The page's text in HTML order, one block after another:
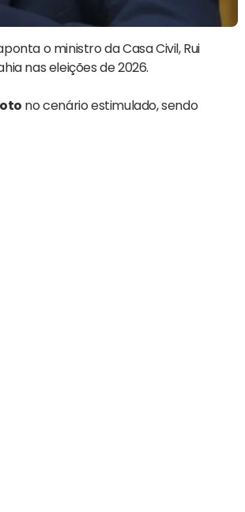
o ministro da Casa Civil,Rui
nas eleições de 2026.
no cenário estimulado, sendo